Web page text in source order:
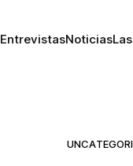
EntrevistasNoticias